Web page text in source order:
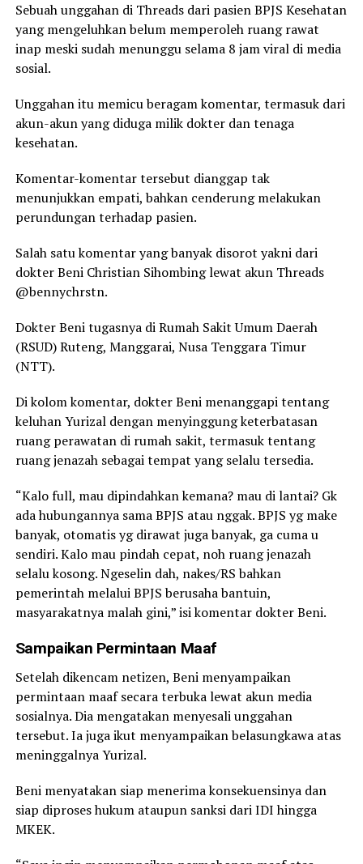
Sebuah unggahan di Threads dari pasien BPJS Kesehatan
yang mengeluhkan belum memperoleh ruang rawat
inap meski sudah menunggu selama 8 jam viral di media
sosial.
Unggahan itu memicu beragam komentar, termasuk dari
akun-akun yang diduga milik dokter dan tenaga
kesehatan.
Komentar-komentar tersebut dianggap tak
menunjukkan empati, bahkan cenderung melakukan
perundungan terhadap pasien.
Salah satu komentar yang banyak disorot yakni dari
dokter Beni Christian Sihombing lewat akun Threads
@bennychrstn.
Dokter Beni tugasnya di Rumah Sakit Umum Daerah
(RSUD) Ruteng, Manggarai, Nusa Tenggara Timur
(NTT).
Di kolom komentar, dokter Beni menanggapi tentang
keluhan Yurizal dengan menyinggung keterbatasan
ruang perawatan di rumah sakit, termasuk tentang
ruang jenazah sebagai tempat yang selalu tersedia.
“Kalo full, mau dipindahkan kemana? mau di lantai? Gk
ada hubungannya sama BPJS atau nggak. BPJS yg make
banyak, otomatis yg dirawat juga banyak, ga cuma u
sendiri. Kalo mau pindah cepat, noh ruang jenazah
selalu kosong. Ngeselin dah, nakes/RS bahkan
pemerintah melalui BPJS berusaha bantuin,
masyarakatnya malah gini,” isi komentar dokter Beni.
Sampaikan Permintaan Maaf
Setelah dikencam netizen, Beni menyampaikan
permintaan maaf secara terbuka lewat akun media
sosialnya. Dia mengatakan menyesali unggahan
tersebut. Ia juga ikut menyampaikan belasungkawa atas
meninggalnya Yurizal.
Beni menyatakan siap menerima konsekuensinya dan
siap diproses hukum ataupun sanksi dari IDI hingga
MKEK.